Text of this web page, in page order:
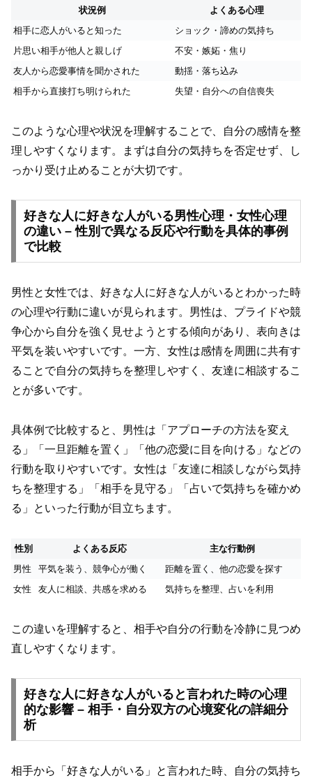
状況例
よくある心理
相手に恋人がいると知った
ショック・諦めの気持ち
片思い相手が他人と親しげ
不安・嫉妬・焦り
友人から恋愛事情を聞かされた
動揺・落ち込み
相手から直接打ち明けられた
失望・自分への自信喪失
このような心理や状況を理解することで、自分の感情を整
理しやすくなります。まずは自分の気持ちを否定せず、し
っかり受け止めることが大切です。
好きな人に好きな人がいる男性心理・女性心理
の違い – 性別で異なる反応や行動を具体的事例
で比較
男性と女性では、好きな人に好きな人がいるとわかった時
の心理や行動に違いが見られます。男性は、プライドや競
争心から自分を強く見せようとする傾向があり、表向きは
平気を装いやすいです。一方、女性は感情を周囲に共有す
ることで自分の気持ちを整理しやすく、友達に相談するこ
とが多いです。
具体例で比較すると、男性は「アプローチの方法を変え
る」「一旦距離を置く」「他の恋愛に目を向ける」などの
行動を取りやすいです。女性は「友達に相談しながら気持
ちを整理する」「相手を見守る」「占いで気持ちを確かめ
る」といった行動が目立ちます。
性別 よくある反応
主な行動例
男性
平気を装う、競争心が働く
距離を置く、他の恋愛を探す
女性
友人に相談、共感を求める 気持ちを整理、占いを利用
この違いを理解すると、相手や自分の行動を冷静に見つめ
直しやすくなります。
好きな人に好きな人がいると言われた時の心理
的な影響 – 相手・自分双方の心境変化の詳細分
析
相手から「好きな人がいる」と言われた時、自分の気持ち